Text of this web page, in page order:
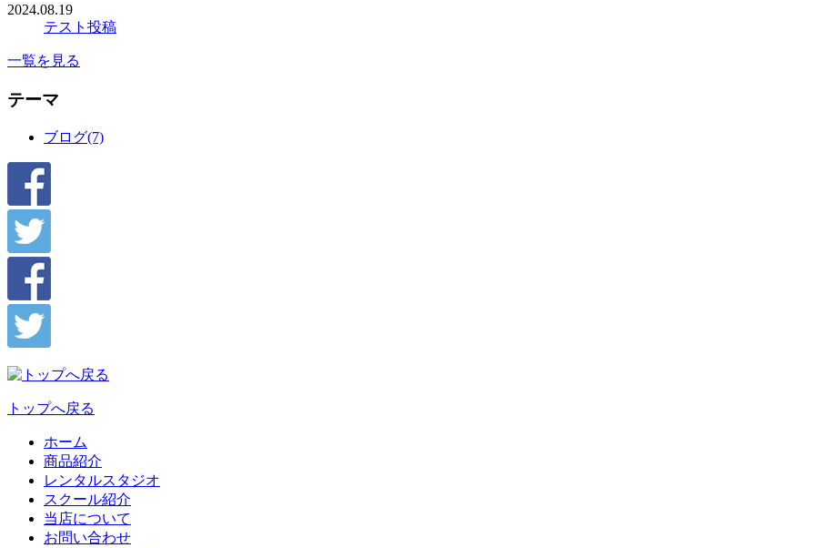
2024.08.19
テスト投稿
一覧を見る
テーマ
ブログ(7)
トップへ戻る
ホーム
商品紹介
レンタルスタジオ
スクール紹介
当店について
お問い合わせ